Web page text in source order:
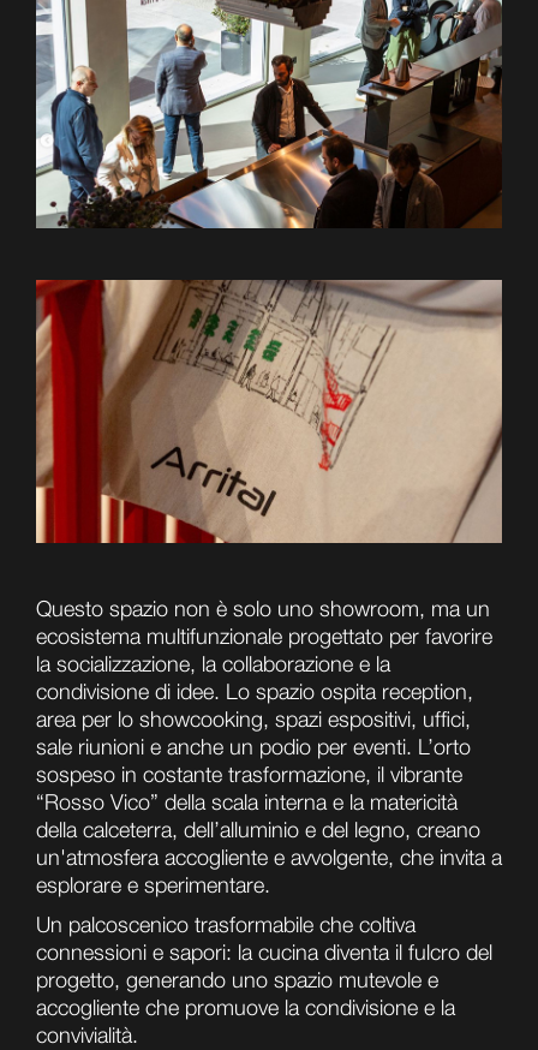
Questo spazio non è solo uno showroom, ma un
ecosistema multifunzionale progettato per favorire
la socializzazione, la collaborazione e la
condivisione di idee. Lo spazio ospita reception,
area per lo showcooking, spazi espositivi, uffici,
sale riunioni e anche un podio per eventi. L’orto
sospeso in costante trasformazione, il vibrante
“Rosso Vico” della scala interna e la matericità
della calceterra, dell’alluminio e del legno, creano
un'atmosfera accogliente e avvolgente, che invita a
esplorare e sperimentare.
Un palcoscenico trasformabile che coltiva
connessioni e sapori: la cucina diventa il fulcro del
progetto, generando uno spazio mutevole e
accogliente che promuove la condivisione e la
convivialità.